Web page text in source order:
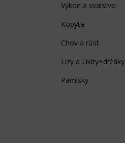
Výkon a svalstvo
Kopyta
Chov a růst
Lizy a Likity+držáky
Pamlsky